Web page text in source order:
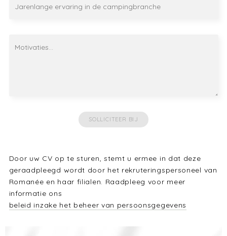
SOLLICITEER BIJ
Door uw CV op te sturen, stemt u ermee in dat deze
geraadpleegd wordt door het rekruteringspersoneel van
Romanée en haar filialen. Raadpleeg voor meer
informatie ons
beleid inzake het beheer van persoonsgegevens